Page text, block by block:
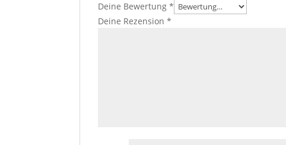
Deine Bewertung*
Deine Rezension*